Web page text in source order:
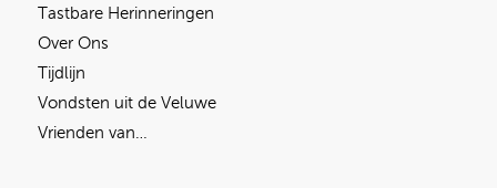
Tastbare Herinneringen
Over Ons
Tijdlijn
Vondsten uit de Veluwe
Vrienden van…